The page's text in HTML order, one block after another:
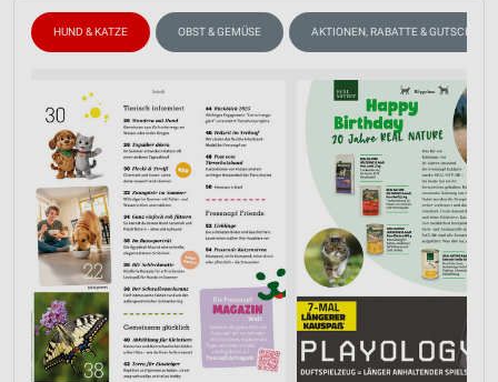
HUND & KATZE OBST & GEMÜSE AKTIONEN, RABATTE & GUTSCHEINE